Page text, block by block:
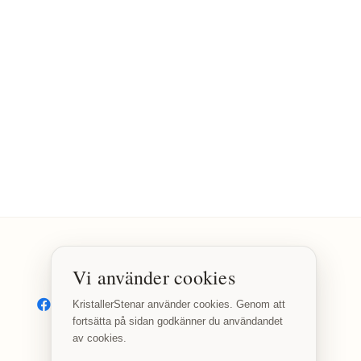
SOCIALA MEDIER
Facebook Instagram
Vi använder cookies
KristallerStenar använder cookies. Genom att
fortsätta på sidan godkänner du användandet
av cookies.